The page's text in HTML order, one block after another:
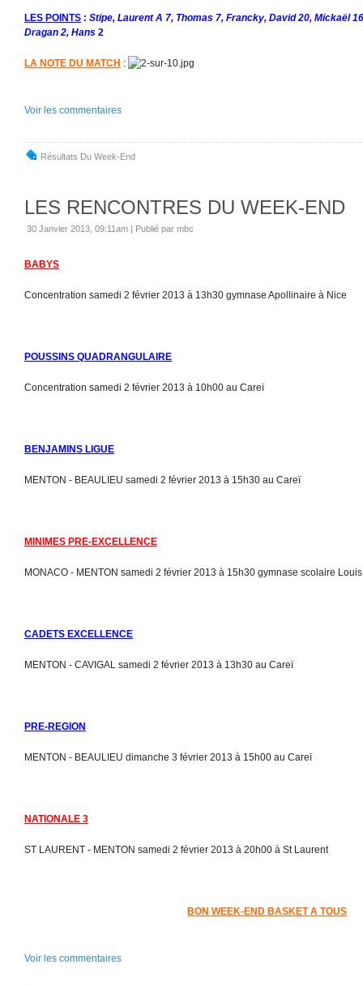
LES POINTS : Stipe, Laurent A 7, Thomas 7, Francky, David 20, Mickaël
Dragan 2, Hans 2
LA NOTE DU MATCH :
Voir les commentaires
Résultats Du Week-End
LES RENCONTRES DU WEEK-END
30 Janvier 2013, 09:11am | Publié par mbc
BABYS
Concentration samedi 2 février 2013 à 13h30 gymnase Apollinaire à Nice
POUSSINS QUADRANGULAIRE
Concentration samedi 2 février 2013 à 10h00 au Careï
BENJAMINS LIGUE
MENTON - BEAULIEU samedi 2 février 2013 à 15h30 au Careï
MINIMES PRE-EXCELLENCE
MONACO - MENTON samedi 2 février 2013 à 15h30 gymnase scolaire
CADETS EXCELLENCE
MENTON - CAVIGAL samedi 2 février 2013 à 13h30 au Careï
PRE-REGION
MENTON - BEAULIEU dimanche 3 février 2013 à 15h00 au Careï
NATIONALE 3
ST LAURENT - MENTON samedi 2 février 2013 à 20h00 à St Laurent
BON WEEK-END BASKET A TOUS
Voir les commentaires